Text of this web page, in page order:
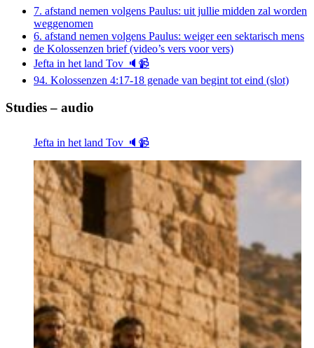
7. afstand nemen volgens Paulus: uit jullie midden zal worden
weggenomen
6. afstand nemen volgens Paulus: weiger een sektarisch mens
de Kolossenzen brief (video’s vers voor vers)
Jefta in het land Tov 🔈📹
94. Kolossenzen 4:17-18 genade van begint tot eind (slot)
Studies – audio
Jefta in het land Tov 🔈📹